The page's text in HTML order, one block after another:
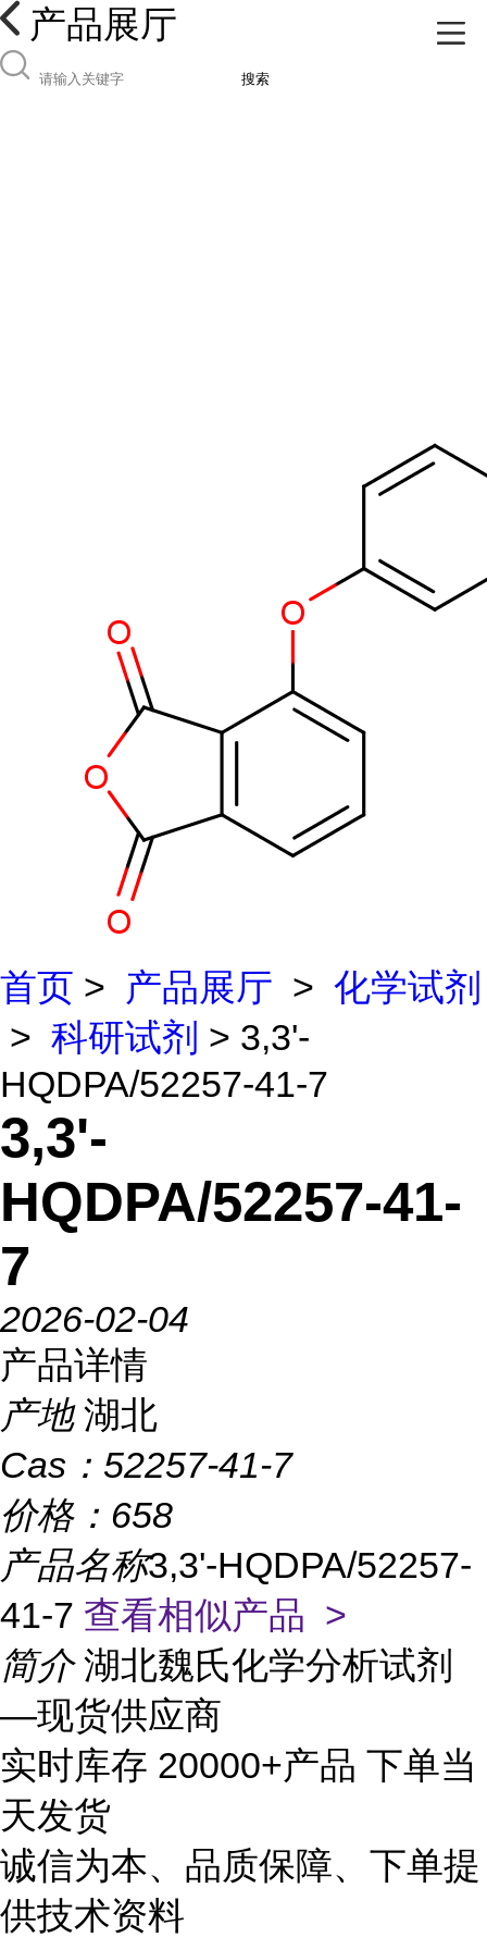
产品展厅
搜索
首页 > 产品展厅 > 化学试剂
> 科研试剂 > 3,3'-
HQDPA/52257-41-7
3,3'-
HQDPA/52257-41-
7
2026-02-04
产品详情
产地 湖北
Cas： 52257-41-7
价格： 658
产品名称3,3'-HQDPA/52257-
41-7 查看相似产品 >
简介 湖北魏氏化学分析试剂
—现货供应商
实时库存 20000+产品 下单当
天发货
诚信为本、品质保障、下单提
供技术资料